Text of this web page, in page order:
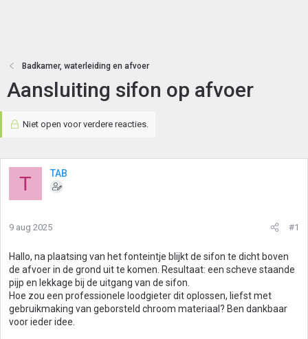
Badkamer, waterleiding en afvoer
Aansluiting sifon op afvoer
Niet open voor verdere reacties.
T TAB
9 aug 2025 #1
Hallo, na plaatsing van het fonteintje blijkt de sifon te dicht boven
de afvoer in de grond uit te komen. Resultaat: een scheve staande
pijp en lekkage bij de uitgang van de sifon.
Hoe zou een professionele loodgieter dit oplossen, liefst met
gebruikmaking van geborsteld chroom materiaal? Ben dankbaar
voor ieder idee.